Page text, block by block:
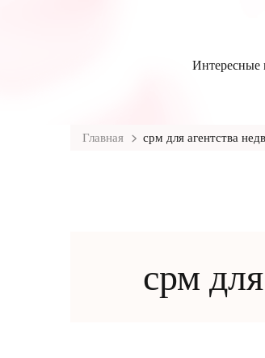
Интересные
Главная срм для агентства
срм